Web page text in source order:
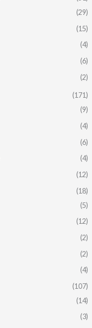
(29)
(15)
(4)
(6)
(2)
(171)
(9)
(4)
(6)
(4)
(12)
(18)
(5)
(12)
(2)
(2)
(4)
(107)
(14)
(3)